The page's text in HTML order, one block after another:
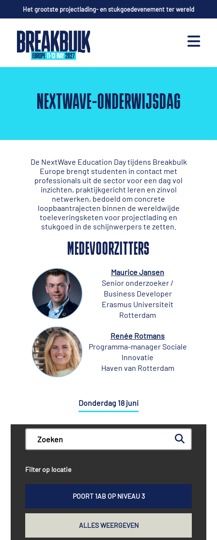
Het grootste projectlading- en stukgoedevenement ter wereld
NEXTWAVE-ONDERWIJSDAG
De NextWave Education Day tijdens Breakbulk
Europe brengt studenten in contact met
professionals uit de sector voor een dag vol
inzichten, praktijkgericht leren en zinvol
netwerken, bedoeld om concrete
loopbaantrajecten binnen de wereldwijde
toeleveringsketen voor projectlading en
stukgoed in de schijnwerpers te zetten.
MEDEVOORZITTERS
Maurice Jansen
Senior onderzoeker /
Business Developer
Erasmus Universiteit
Rotterdam
Renée Rotmans
Programma-manager Sociale
Innovatie
Haven van Rotterdam
Donderdag 18 juni
Filter op locatie
POORT 1AB OP NIVEAU 3
ALLES WEERGEVEN